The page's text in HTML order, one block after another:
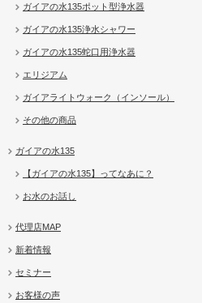
ガイアの水135ポット型浄水器
ガイアの水135浄水シャワー
ガイアの水135蛇口用浄水器
エリジアム
ガイアライトウォーク（インソール）
その他の商品
ガイアの水135
【ガイアの水135】ってなあに？
お水のお話し
代理店MAP
新着情報
セミナー
お客様の声